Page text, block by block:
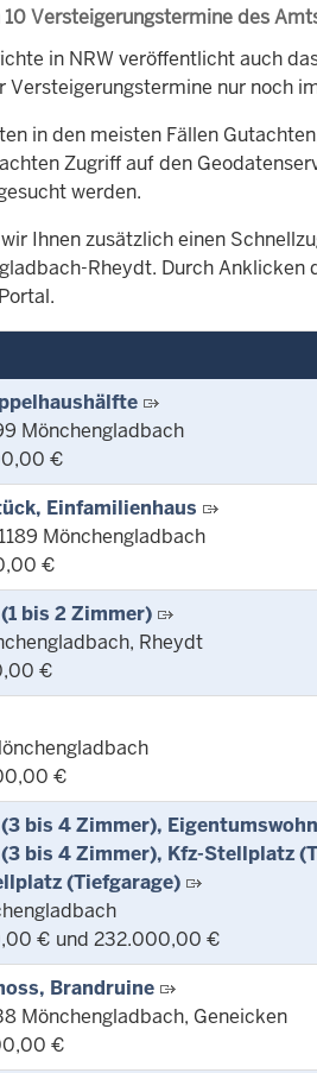
Versteigerungstermine des
in NRW veröffentlicht auch
Versteigerungstermine nur noch
in den meisten Fällen
Zugriff auf den
werden.
Ihnen zusätzlich einen
Rheydt. Durch
Mönchengladbach
€
Einfamilienhaus
Mönchengladbach
€
bis 2 Zimmer)
Rheydt
€
€
bis 4 Zimmer),
bis 4 Zimmer), Kfz-Stellplatz
(Tiefgarage)
€ und 232.000,00 €
Brandruine
Mönchengladbach, Geneicken
€